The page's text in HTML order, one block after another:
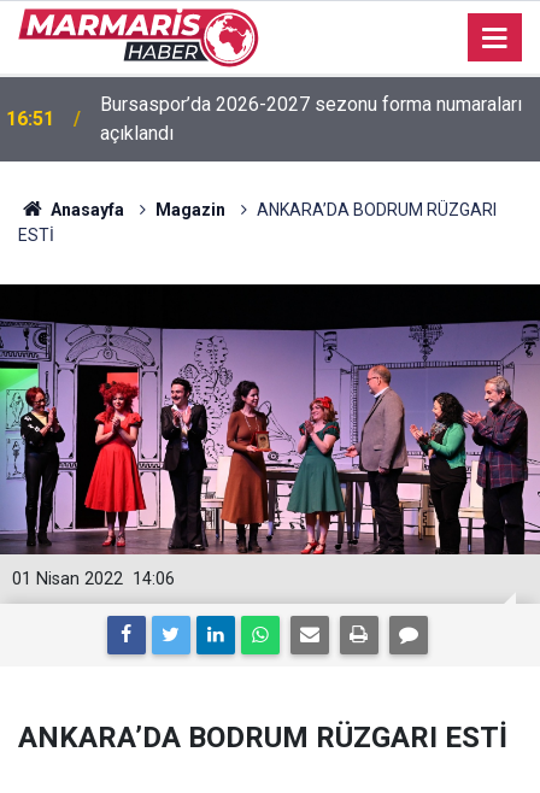
16:50
İşitme Engelliler Genç Kız Futsal Milli Takımı,
Bilecik’te kampa girdi
Anasayfa Magazin
ANKARA’DA BODRUM RÜZGARI
ESTİ
14:06
01 Nisan 2022
ANKARA’DA BODRUM RÜZGARI ESTİ